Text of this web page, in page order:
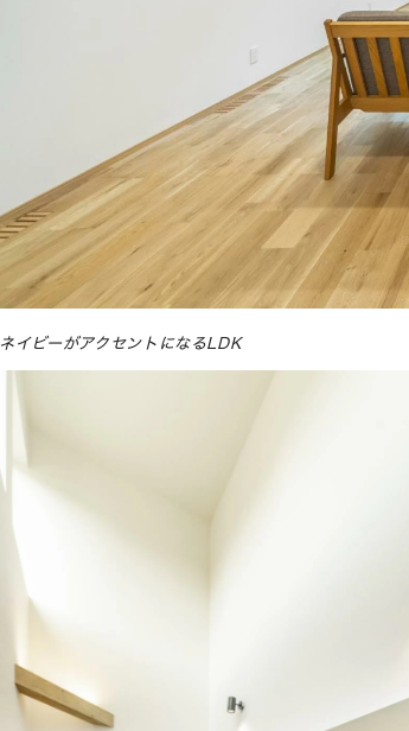
ネイビーがアクセントになるLDK